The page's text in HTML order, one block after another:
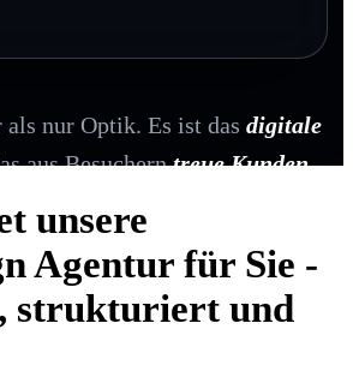
nur Optik. Es ist das digitale
aus Besucherntreue Kunden
unsere
Agentur für Sie -
strukturiert und